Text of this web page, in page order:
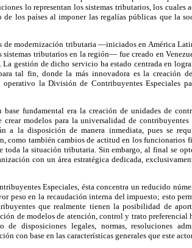
lo representan los sistemas tributarios, los cuales
de los países al imponer las regalías públicas que la
de modernización tributaria —iniciados en América
tributarios en la región— fue creado en
gestión de dicho servicio ha estado centrada en
tal fin, donde la más innovadora es la creación
operativo la División de Contribuyentes Especiales
fundamental era la creación de unidades de
modelos para la universalidad de
a la disposición de manera inmediata, pues se
como también cambios de actitud en los funcionarios
la situación tributaria. Sin embargo, al final se
con un área estratégica dedicada,
Especiales, ésta concentra un reducido
peso en la recaudación interna del impuesto; esto
que realmente tienen la posibilidad de
de modelos de atención, control y trato preferencial
disposiciones legales, normas, resoluciones
con base en las características generales que este